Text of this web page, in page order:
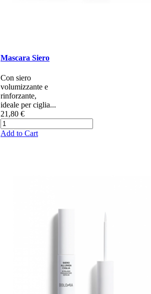
Mascara Siero
Con siero
volumizzante e
rinforzante,
ideale per ciglia...
21,80 €
Add to Cart